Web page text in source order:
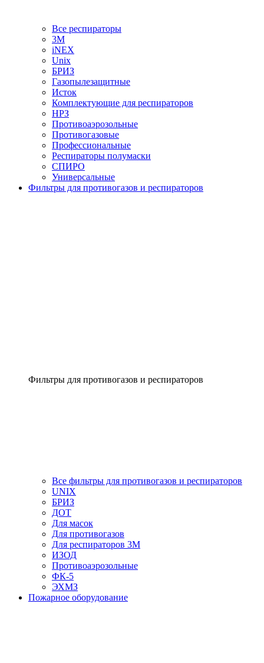
Все респираторы
3М
iNEX
Unix
БРИЗ
Газопылезащитные
Исток
Комплектующие для респираторов
НРЗ
Противоаэрозольные
Противогазовые
Профессиональные
Респираторы полумаски
СПИРО
Универсальные
Фильтры для противогазов и респираторов
Фильтры для противогазов и респираторов
Все фильтры для противогазов и респираторов
UNIX
БРИЗ
ДОТ
Для масок
Для противогазов
Для респираторов 3М
ИЗОД
Противоаэрозольные
ФК-5
ЭХМЗ
Пожарное оборудование